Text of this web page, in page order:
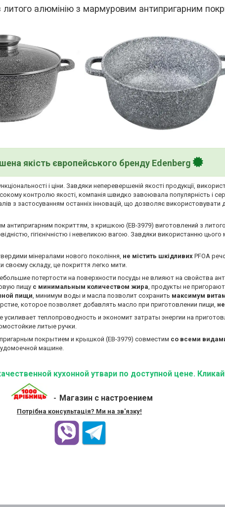
литого алюмінію з мармуровим антипригарним
якість європейського бренду Edenberg
і ціни. Завдяки неперевершеній якості продукції,
контролю якості, компанія швидко завоювала популярність і
з застосуванням останніх інновацій, що дозволяє використовувати
антипригарним покриттям, з кришкою (EB-3979) виготовлений з
гігієнічністю і невеликою вагою. Завдяки використанню цього
мінералами нового покоління, не містить шкідливих PFOA
своєму складу, це покриття легко мити.
потертости на поверхности посуды не влияют на свойства
пищу с минимальным количеством жира, продукты не
пищи, минимум воды и масла позволит сохранить максимум
которое позволяет добавлять масло при приготовлении пищи,
усиливает теплопроводность и экономит затраты энергии на
литые ручки.
покрытием и крышкой (EB-3979) совместим со всеми
машине.
кухонной утвари по доступной цене.
- Магазин с настроением
Потрібна консультація? Ми на зв'язку!